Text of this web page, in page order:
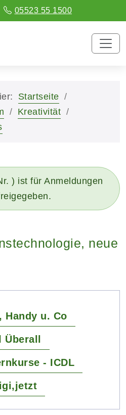
05523 55 1500
Startseite
Kreativität
) ist für Anmeldungen
neue
Handy u. Co
- ICDL